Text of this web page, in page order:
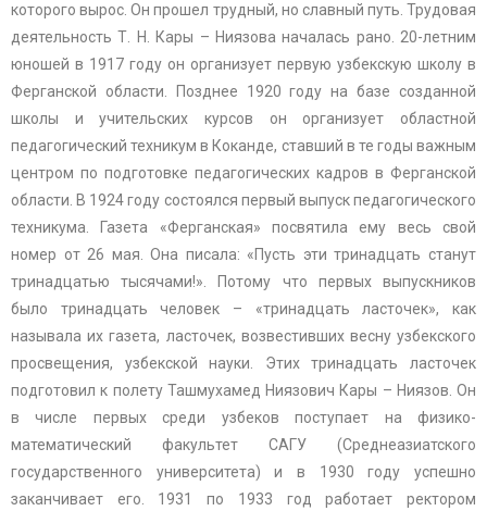
которого вырос. Он прошел трудный, но славный путь. Трудовая
деятельность Т. Н. Кары – Ниязова началась рано. 20-летним
юношей в 1917 году он организует первую узбекскую школу в
Ферганской области. Позднее 1920 году на базе созданной
школы и учительских курсов он организует областной
педагогический техникум в Коканде, ставший в те годы важным
центром по подготовке педагогических кадров в Ферганской
области. В 1924 году состоялся первый выпуск педагогического
техникума. Газета «Ферганская» посвятила ему весь свой
номер от 26 мая. Она писала: «Пусть эти тринадцать станут
тринадцатью тысячами!». Потому что первых выпускников
было тринадцать человек – «тринадцать ласточек», как
называла их газета, ласточек, возвестивших весну узбекского
просвещения, узбекской науки. Этих тринадцать ласточек
подготовил к полету Ташмухамед Ниязович Кары – Ниязов. Он
в числе первых среди узбеков поступает на физико-
математический факультет САГУ (Среднеазиатского
государственного университета) и в 1930 году успешно
заканчивает его. 1931 по 1933 год работает ректором